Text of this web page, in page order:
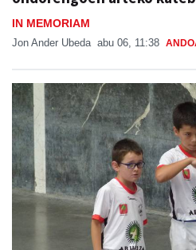
IN MEMORIAM
Jon Ander Ubeda abu 06, 11:38